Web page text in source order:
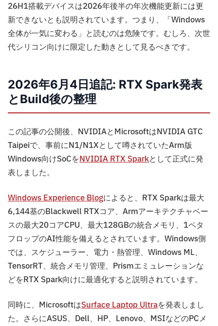
26H1搭載デバイスは2026年後半の年次機能更新には更
新できないとも説明されています。つまり、「Windows
全体が一気に変わる」と読むのは危険です。むしろ、次世
代シリコン向けに限定した動きとして見るべきです。
2026年6月4日追記: RTX Spark発表
とBuild後の整理
この記事の公開後、NVIDIAとMicrosoftはNVIDIA GTC
Taipeiで、事前にN1/N1Xとして噂されていたArm版
Windows向けSoCをNVIDIA RTX Sparkとして正式に発
表しました。
Windows Experience Blogによると、RTX Sparkは最大
6,144基のBlackwell RTXコア、Armアーキテクチャベー
スの最大20コアCPU、最大128GBの統合メモリ、1ペタ
フロップのAI性能を備えるとされています。Windows側
では、スケジューラー、電力・熱管理、Windows ML、
TensorRT、統合メモリ管理、Prismエミュレーションな
どをRTX Spark向けに最適化すると説明されています。
同時に、MicrosoftはSurface Laptop Ultraを発表しまし
た。さらにASUS、Dell、HP、Lenovo、MSIなどのPCメ